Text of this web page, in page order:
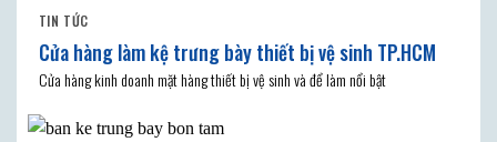
TIN TỨC
Cửa hàng làm kệ trưng bày thiết bị vệ sinh TP.HCM
Cửa hàng kinh doanh mặt hàng thiết bị vệ sinh và để làm nổi bật